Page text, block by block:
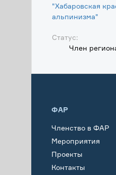
"Хабаровская
альпинизма"
Статус:
Член
ФАР
Членство в ФАР
Мероприятия
Проекты
Контакты